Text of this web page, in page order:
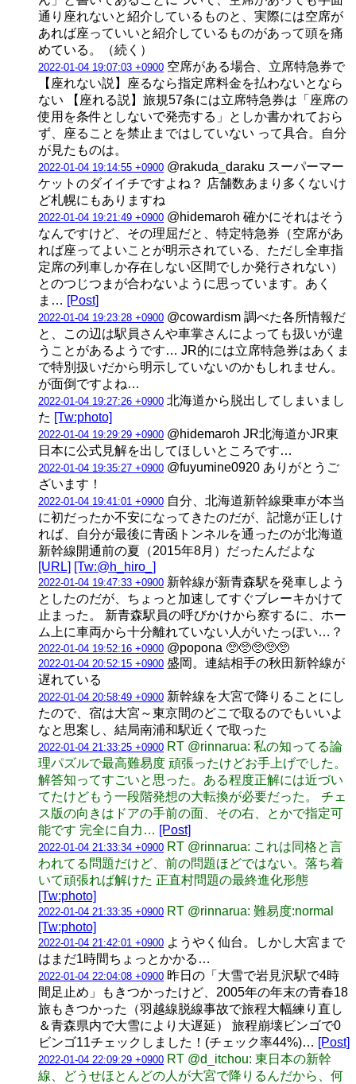
通り座れないと紹介しているものと、実際には空席が
あれば座っていいと紹介しているものがあって頭を痛
めている。（続く）
2022-01-04 19:07:03 +0900 空席がある場合、立席特急券で
【座れない説】座るなら指定席料金を払わないとなら
ない 【座れる説】旅規57条には立席特急券は「座席の
使用を条件としないで発売する」としか書かれておら
ず、座ることを禁止まではしていない って具合。自分
が見たものは。
2022-01-04 19:14:55 +0900 @rakuda_daraku スーパーマー
ケットのダイイチですよね？ 店舗数あまり多くないけ
ど札幌にもありますね
2022-01-04 19:21:49 +0900 @hidemaroh 確かにそれはそう
なんですけど、その理屈だと、特定特急券（空席があ
れば座ってよいことが明示されている、ただし全車指
定席の列車しか存在しない区間でしか発行されない）
とのつじつまが合わないように思っています。あく
ま… [Post]
2022-01-04 19:23:28 +0900 @cowardism 調べた各所情報だ
と、この辺は駅員さんや車掌さんによっても扱いが違
うことがあるようです… JR的には立席特急券はあくま
で特別扱いだから明示していないのかもしれません。
が面倒ですよね…
2022-01-04 19:27:26 +0900 北海道から脱出してしまいまし
た [Tw:photo]
2022-01-04 19:29:29 +0900 @hidemaroh JR北海道かJR東
日本に公式見解を出してほしいところです…
2022-01-04 19:35:27 +0900 @fuyumine0920 ありがとうご
ざいます！
2022-01-04 19:41:01 +0900 自分、北海道新幹線乗車が本当
に初だったか不安になってきたのだが、記憶が正しけ
れば、自分が最後に青函トンネルを通ったのが北海道
新幹線開通前の夏（2015年8月）だったんだよな
[URL] [Tw:@h_hiro_]
2022-01-04 19:47:33 +0900 新幹線が新青森駅を発車しよう
としたのだが、ちょっと加速してすぐブレーキかけて
止まった。 新青森駅員の呼びかけから察するに、ホー
ム上に車両から十分離れていない人がいたっぽい…？
2022-01-04 19:52:16 +0900 @popona 🥺🥺🥺🥺🥺
2022-01-04 20:52:15 +0900 盛岡。連結相手の秋田新幹線が
遅れている
2022-01-04 20:58:49 +0900 新幹線を大宮で降りることにし
たので、宿は大宮～東京間のどこで取るのでもいいよ
なと思案し、結局南浦和駅近くで取った
2022-01-04 21:33:25 +0900 RT @rinnarua: 私の知ってる論
理パズルで最高難易度 頑張ったけどお手上げでした。
解答知ってすごいと思った。ある程度正解には近づい
てたけどもう一段階発想の大転換が必要だった。 チェ
ス版の向きはドアの手前の面、その右、とかで指定可
能です 完全に自力… [Post]
2022-01-04 21:33:34 +0900 RT @rinnarua: これは同格と言
われてる問題だけど、前の問題ほどではない。落ち着
いて頑張れば解けた 正直村問題の最終進化形態
[Tw:photo]
2022-01-04 21:33:35 +0900 RT @rinnarua: 難易度:normal
[Tw:photo]
2022-01-04 21:42:01 +0900 ようやく仙台。しかし大宮まで
はまだ1時間ちょっとかかる…
2022-01-04 22:04:08 +0900 昨日の「大雪で岩見沢駅で4時
間足止め」もきつかったけど、2005年の年末の青春18
旅もきつかった（羽越線脱線事故で旅程大幅練り直し
＆青森県内で大雪により大遅延） 旅程崩壊ビンゴで0
ビンゴ11チェックしました！(チェック率44%)… [Post]
2022-01-04 22:09:29 +0900 RT @d_itchou: 東日本の新幹
線、どうせほとんどの人が大宮で降りるんだから、何